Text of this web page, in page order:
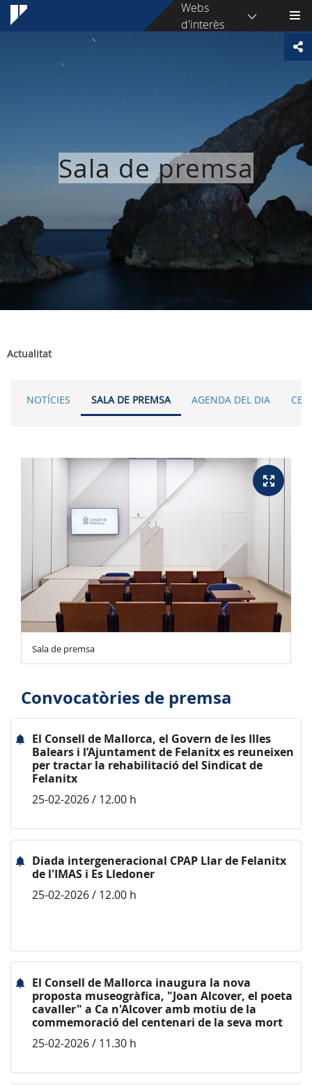
Webs
d'interès
Sala de premsa
Actualitat
NOTÍCIES SALA DE PREMSA AGENDA DEL DIA
Sala de premsa
Convocatòries de premsa
El Consell de Mallorca, el Govern de les Illes
Balears i l’Ajuntament de Felanitx es reuneixen
per tractar la rehabilitació del Sindicat de
Felanitx
25-02-2026 / 12.00 h
Diada intergeneracional CPAP Llar de Felanitx
de l'IMAS i Es Lledoner
25-02-2026 / 12.00 h
El Consell de Mallorca inaugura la nova
proposta museogràfica, "Joan Alcover, el poeta
cavaller" a Ca n'Alcover amb motiu de la
commemoració del centenari de la seva mort
25-02-2026 / 11.30 h